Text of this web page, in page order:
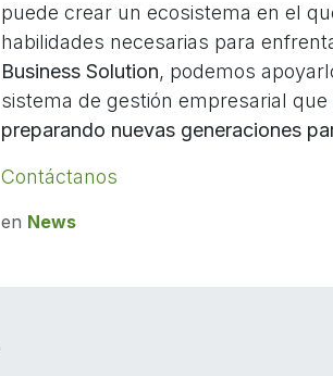
puede crear un ecosistema en el
habilidades necesarias para
Business Solution, podemos
sistema de gestión empresarial
preparando nuevas generaciones
Contáctanos
en News